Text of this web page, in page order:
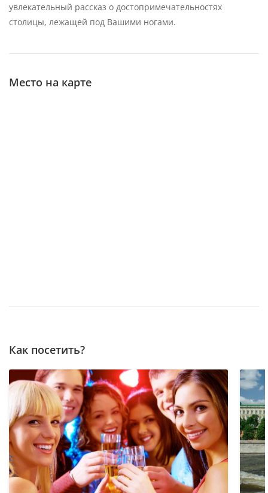
увлекательный рассказ о достопримечательностях
столицы, лежащей под Вашими ногами.
Место на карте
Как посетить?